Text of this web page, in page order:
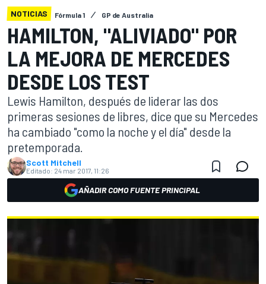
NOTICIAS Fórmula 1 GP de Australia
HAMILTON, "ALIVIADO" POR
LA MEJORA DE MERCEDES
DESDE LOS TEST
Lewis Hamilton, después de liderar las dos
primeras sesiones de libres, dice que su Mercedes
ha cambiado "como la noche y el día" desde la
pretemporada.
Scott Mitchell
Editado: 24 mar 2017, 11:26
AÑADIR COMO FUENTE PRINCIPAL